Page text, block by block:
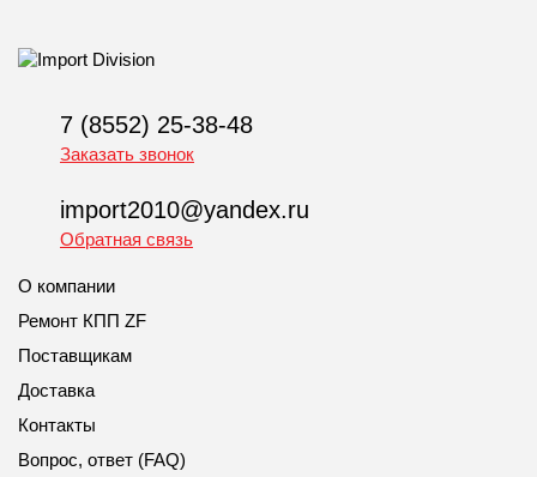
7 (8552) 25-38-48
Заказать звонок
import2010@yandex.ru
Обратная связь
О компании
Ремонт КПП ZF
Поставщикам
Доставка
Контакты
Вопрос, ответ (FAQ)